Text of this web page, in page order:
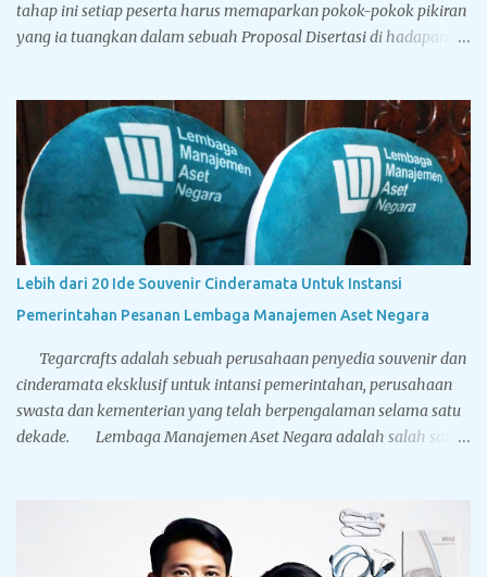
tahap ini setiap peserta harus memaparkan pokok-pokok pikiran
yang ia tuangkan dalam sebuah Proposal Disertasi di hadapan
ditindaklanjuti menjadi sebuah Disertasi, maka peserta berhak
menyandang titel Kandidat Doktor. Tegarcrafts sebagai
perusahaan spesialis penyedia souvenir untuk instansi
pemerintahan, swasta dan perbankan juga menyediakan
berbagai macam souvenir untuk sidang doktor yang bisa
disesuaikan dengan bugdet dan kebutuhan Anda. Sport vacuum
cup, botol minum stainless steel dinding ganda yang memiliki
dari kaca. Terbuat dari stainless steel BPA free hadir dengan lima
pilihan warna solid: hitam, putih, biru, silver dan gold...
Lebih dari 20 Ide Souvenir Cinderamata Untuk Instansi
Pemerintahan Pesanan Lembaga Manajemen Aset Negara
Tegarcrafts adalah sebuah perusahaan penyedia souvenir dan
cinderamata eksklusif untuk intansi pemerintahan, perusahaan
swasta dan kementerian yang telah berpengalaman selama satu
dekade. Lembaga Manajemen Aset Negara adalah salah satu
souvenir. Dibawah ini adalah foto-foto dari cinderamata
eksklusif yang pernah dikerjakan oleh Tegarcrafts. Silahkan
nikmati aneka gambar dibawah, yang mana mungkin berguna